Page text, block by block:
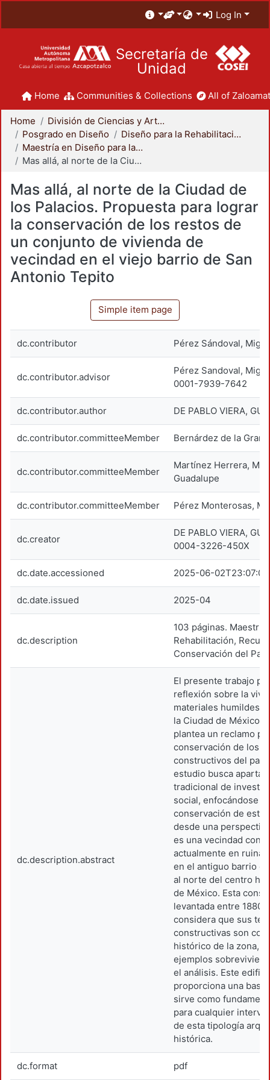
Log In
Secretaría de
Unidad
Home Communities & Collections All of
Home
División de Ciencias y Artes para el Diseño
Posgrado en Diseño
Diseño para la Rehabilitación, Recuperación y Conservación del Patrimonio Construido
Maestría en Diseño para la Rehabilitación, Recuperación y Conservación del Patrimonio Construido
Mas allá, al norte de la Ciudad de los Palacios. Propuesta para lograr la conservación de los restos de un conjunto de vivienda de vecindad en el viejo barrio de San Antonio Tepito
Mas allá, al norte de la Ciudad de
los Palacios. Propuesta para lograr
la conservación de los restos de
un conjunto de vivienda de
vecindad en el viejo barrio de San
Antonio Tepito
Simple item page
dc.contributor Pérez Sándoval,
dc.contributor.advisor
Pérez Sandoval,
0001-7939-7642
dc.contributor.author DE PABLO VIERA,
dc.contributor.committeeMember Bernárdez de la
dc.contributor.committeeMember
Martínez Herrera,
Guadalupe
dc.contributor.committeeMember Pérez Monterosas,
dc.creator
DE PABLO VIERA,
0004-3226-450X
dc.date.accessioned 2025-06-
dc.date.issued 2025-04
dc.description
103 páginas.
Rehabilitación,
Conservación del
dc.description.abstract
El presente trabajo
reflexión sobre la
materiales humildes
la Ciudad de México,
plantea un reclamo
conservación de los
constructivos del
estudio busca
tradicional de
social, enfocándose
conservación de este
desde una
es una vecindad con
actualmente en
en el antiguo barrio
al norte del centro
de México. Esta
levantada entre 1880
considera que sus
constructivas son
histórico de la zona,
ejemplos
el análisis. Este
proporciona una
sirve como
para cualquier
de esta tipología
histórica.
dc.format pdf